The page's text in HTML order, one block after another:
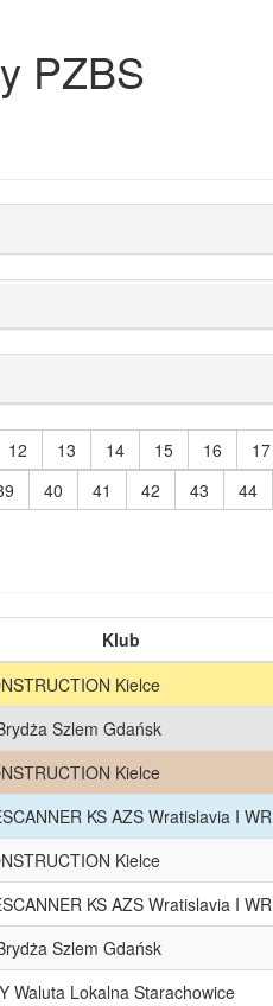
PZBS
12 13 14 15 16 17
40 41 42 43 44
Klub
Kielce
Szlem Gdańsk
Kielce
KS AZS Wratislavia I WR
Kielce
KS AZS Wratislavia I WR
Szlem Gdańsk
Waluta Lokalna Starachowice